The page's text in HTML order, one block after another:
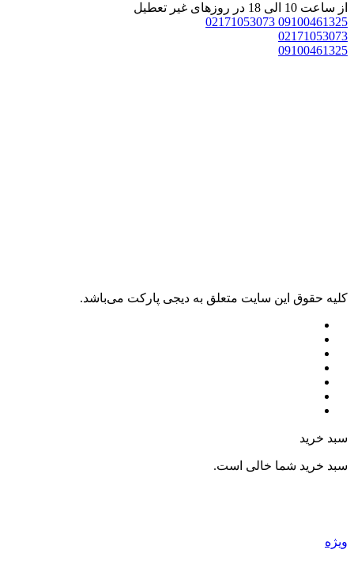
ساعت 10 الی 18 در روزهای غیر تعطیل
02171053073
حقوق اين سايت متعلق به دیجی پارکت می‌باشد.
خرید
خرید شما خالی است.